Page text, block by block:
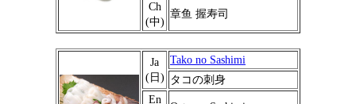
Ch
(中)
章鱼 握寿司
Ja
(日)
Tako no Sashimi
タコの刺身
En